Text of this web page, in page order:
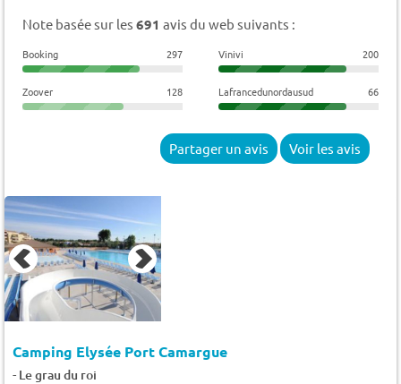
Note basée sur les 691 avis du web suivants :
Booking 297 Vinivi 200
Zoover 128 Lafrancedunordausud 66
Partager un avis Voir les avis
Camping Elysée Port Camargue
- Le grau du roi